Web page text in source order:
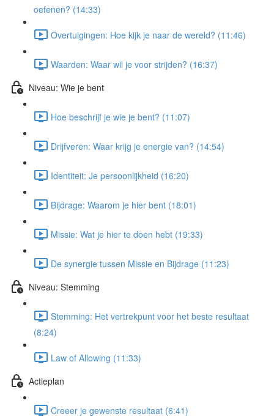
oefenen? (14:33)
Overtuigingen: Hoe kijk je naar de wereld? (11:46)
Waarden: Waar wil je voor strijden? (16:37)
Niveau: Wie je bent
Hoe beschrijf je wie je bent? (11:07)
Drijfveren: Waar krijg je energie van? (14:54)
Identiteit: Je persoonlijkheid (16:20)
Bijdrage: Waarom je hier bent (18:01)
Missie: Wat je hier te doen hebt (19:33)
De synergie tussen Missie en Bijdrage (11:23)
Niveau: Stemming
Stemming: Het vertrekpunt voor het beste resultaat
(8:24)
Law of Allowing (11:33)
Actieplan
Creeer je gewenste resultaat (6:41)